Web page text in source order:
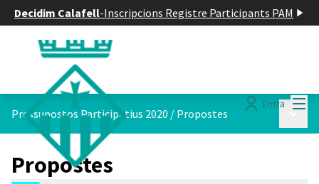
Decidim Calafell-Inscripcions Registre Participants PAM
Entra
Pressupostos Participatius 2020 / Propostes
Propostes